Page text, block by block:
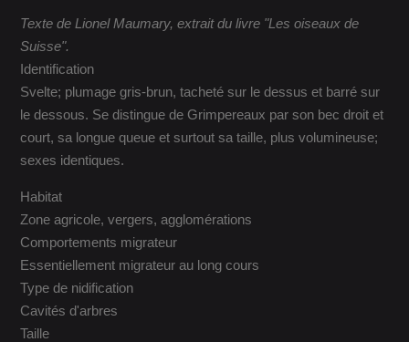
Texte de Lionel Maumary, extrait du livre "Les oiseaux de
Suisse".
Identification
Svelte; plumage gris-brun, tacheté sur le dessus et barré sur
le dessous. Se distingue de Grimpereaux par son bec droit et
court, sa longue queue et surtout sa taille, plus volumineuse;
sexes identiques.
Habitat
Zone agricole, vergers, agglomérations
Comportements migrateur
Essentiellement migrateur au long cours
Type de nidification
Cavités d'arbres
Taille